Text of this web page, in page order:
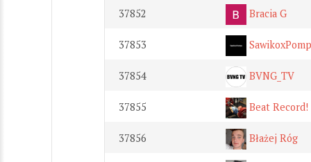
37852 Bracia G
37853
37854 BVNG_TV
37855 Beat Record!
37856 Błażej Róg